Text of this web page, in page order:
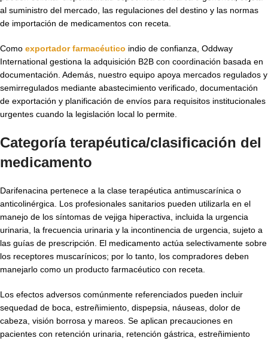
al suministro del mercado, las regulaciones del destino y las normas
de importación de medicamentos con receta.
Como exportador farmacéutico indio de confianza, Oddway
International gestiona la adquisición B2B con coordinación basada en
documentación. Además, nuestro equipo apoya mercados regulados y
semirregulados mediante abastecimiento verificado, documentación
de exportación y planificación de envíos para requisitos institucionales
urgentes cuando la legislación local lo permite.
Categoría terapéutica/clasificación del
medicamento
Darifenacina pertenece a la clase terapéutica antimuscarínica o
anticolinérgica. Los profesionales sanitarios pueden utilizarla en el
manejo de los síntomas de vejiga hiperactiva, incluida la urgencia
urinaria, la frecuencia urinaria y la incontinencia de urgencia, sujeto a
las guías de prescripción. El medicamento actúa selectivamente sobre
los receptores muscarínicos; por lo tanto, los compradores deben
manejarlo como un producto farmacéutico con receta.
Los efectos adversos comúnmente referenciados pueden incluir
sequedad de boca, estreñimiento, dispepsia, náuseas, dolor de
cabeza, visión borrosa y mareos. Se aplican precauciones en
pacientes con retención urinaria, retención gástrica, estreñimiento